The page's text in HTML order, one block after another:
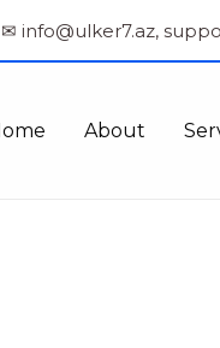
✉ info@ulker7.az,
About